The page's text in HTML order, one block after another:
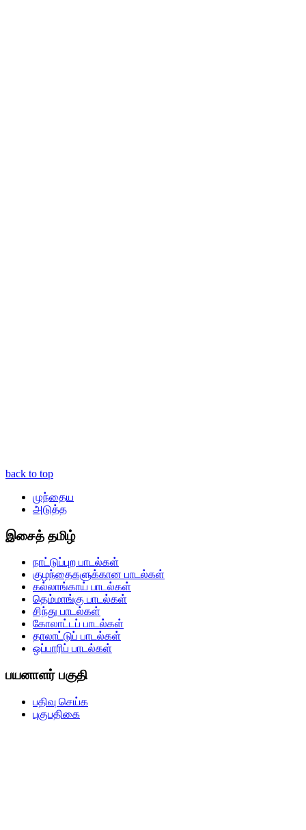
back to top
முந்தைய
அடுத்த
இசைத் தமிழ்
நாட்டுப்புற பாடல்கள்
குழந்தைகளுக்கான பாடல்கள்
கல்லாங்காய் பாடல்கள்
தெம்மாங்கு பாடல்கள்
சிந்து பாடல்கள்
கோலாட்டப் பாடல்கள்
தாலாட்டுப் பாடல்கள்
ஒப்பாரிப் பாடல்கள்
பயனாளர் பகுதி
பதிவு செய்க
புகுபதிகை